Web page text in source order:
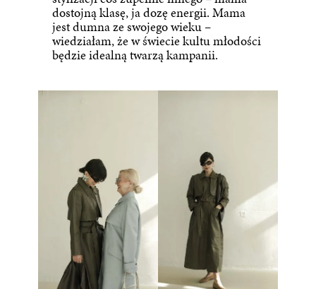
dostojną klasę, ja dozę energii. Mama
jest dumna ze swojego wieku –
wiedziałam, że w świecie kultu młodości
będzie idealną twarzą kampanii.